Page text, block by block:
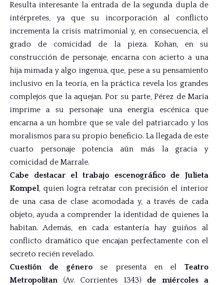
Resulta interesante la entrada de la segunda dupla de
intérpretes, ya que su incorporación al conflicto
incrementa la crisis matrimonial y, en consecuencia, el
grado de comicidad de la pieza. Kohan, en su
construcción de personaje, encarna con acierto a una
hija mimada y algo ingenua, que, pese a su pensamiento
inclusivo en la teoría, en la práctica revela los grandes
complejos que la aquejan. Por su parte, Pérez de María
imprime a su personaje una energía escénica que
encarna a un hombre que se vale del patriarcado y los
moralismos para su propio beneficio. La llegada de este
cuarto personaje potencia aún más la gracia y
comicidad de Marrale.
Cabe destacar el trabajo escenográfico de
Julieta
Kompel, quien logra retratar con precisión el interior
de una casa de clase acomodada y, a través de cada
objeto, ayuda a comprender la identidad de quienes la
habitan. Además, en cada estantería hay guiños al
conflicto dramático que encajan perfectamente con el
secreto recién revelado.
Cuestión de género se presenta en elTeatro
Metropolitan(Av. Corrientes 1343) de miércoles a